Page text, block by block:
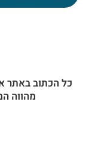
כל הכתוב באתר
מהווה